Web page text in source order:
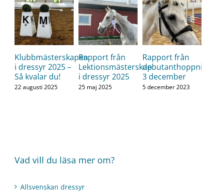
Klubbmästerskapen
i dressyr 2025 –
Så kvalar du!
22 augusti 2025
Rapport från
Lektionsmästerskap
i dressyr 2025
25 maj 2025
Rapport från
debutanthoppning
3 december
5 december 2023
Vad vill du läsa mer om?
Allsvenskan dressyr